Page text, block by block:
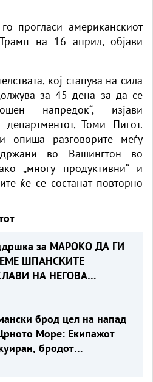
прогласи американскиот
на 16 април, објави
кој стапува на сила
за 45 дена за да се
напредок“, изјави
департментот, Томи Пигот.
опиша разговорите меѓу
во Вашингтон во
„многу продуктивни“ и
ќе се состанат повторно
за МАРОКО ДА ГИ
ШПАНСКИТЕ
НА НЕГОВА
брод цел на напад
Море: Екипажот
бродот